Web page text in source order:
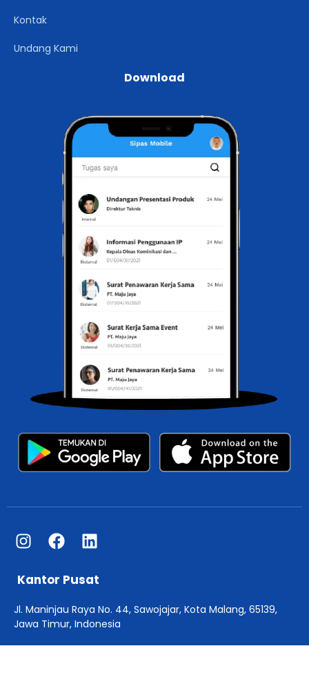
Kontak
Undang Kami
Download
Kantor Pusat
Jl. Maninjau Raya No. 44, Sawojajar, Kota Malang, 65139,
Jawa Timur, Indonesia